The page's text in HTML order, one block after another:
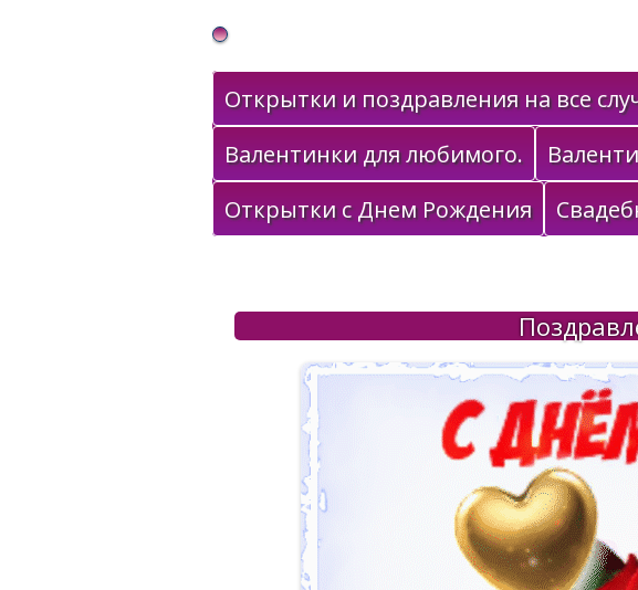
Gif Открытки в подарок
Открытки и поздравления на все
Валентинки для любимого.
Открытки с Днем Рождения